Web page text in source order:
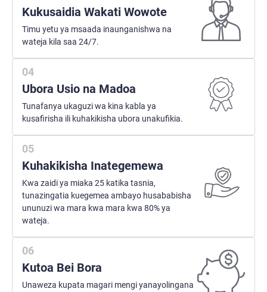
Kukusaidia Wakati Wowote
Timu yetu ya msaada inaunganishwa na
wateja kila saa 24/7.
Ubora Usio na Madoa
Tunafanya ukaguzi wa kina kabla ya
kusafirisha ili kuhakikisha ubora unakufikia.
Kuhakikisha Inategemewa
Kwa zaidi ya miaka 25 katika tasnia,
tunazingatia kuegemea ambayo husababisha
ununuzi wa mara kwa mara kwa 80% ya
wateja.
Kutoa Bei Bora
Unaweza kupata magari mengi yanayolingana